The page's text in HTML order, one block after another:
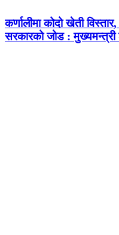
कर्णालीमा कोदो खेती
सरकारको जोड : मुख्यमन्त्री